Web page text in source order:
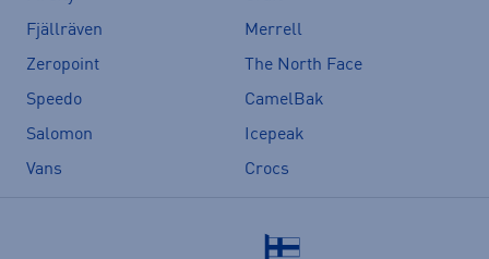
Fjällräven
Merrell
Zeropoint
The North Face
Speedo
CamelBak
Salomon
Icepeak
Vans
Crocs